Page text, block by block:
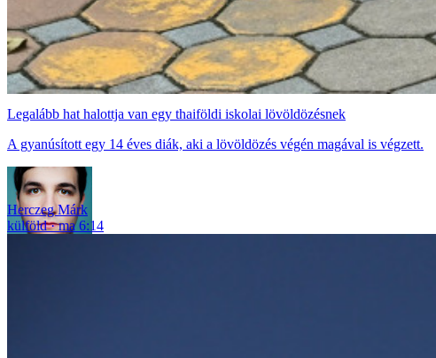
Legalább hat halottja van egy thaiföldi iskolai lövöldözésnek
A gyanúsított egy 14 éves diák, aki a lövöldözés végén magával is végzett.
Herczeg Márk
külföld
ma 6:14